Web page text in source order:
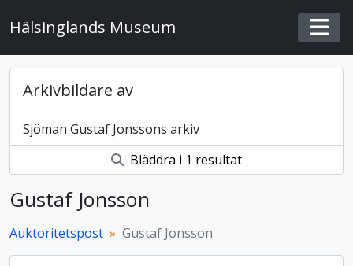
Hälsinglands Museum
Arkivbildare av
Sjöman Gustaf Jonssons arkiv
Bläddra i 1 resultat
Gustaf Jonsson
Auktoritetspost Gustaf Jonsson